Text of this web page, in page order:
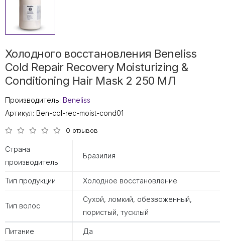
Холодного восстановления Beneliss
Cold Repair Recovery Moisturizing &
Conditioning Hair Mask 2 250 МЛ
Производитель: Beneliss
Артикул: Ben-col-rec-moist-cond01
0 отзывов
Страна
производитель
Бразилия
Тип продукции Холодное восстановление
Тип волос
Сухой, ломкий, обезвоженный,
пористый, тусклый
Питание Да